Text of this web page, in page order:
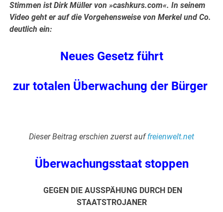
Stimmen ist Dirk Müller von »cashkurs.com«. In seinem
Video geht er auf die Vorgehensweise von Merkel und Co.
deutlich ein:
Neues Gesetz führt
zur totalen Überwachung der Bürger
Dieser Beitrag erschien zuerst auffreienwelt.net
Überwachungsstaat stoppen
GEGEN DIE AUSSPÄHUNG DURCH DEN
STAATSTROJANER